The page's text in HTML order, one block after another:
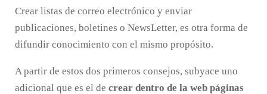
Crear listas de correo electrónico y enviar
publicaciones, boletines o NewsLetter, es otra forma de
difundir conocimiento con el mismo propósito.
A partir de estos dos primeros consejos, subyace uno
adicional que es el de crear dentro de la web páginas